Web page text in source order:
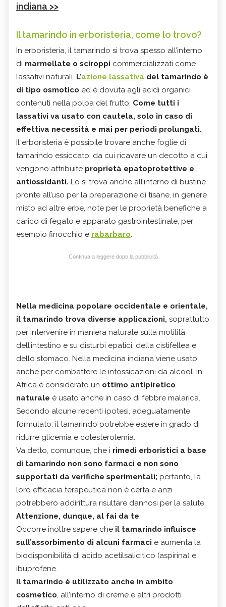
indiana >>
Il tamarindo in erboristeria, come lo trovo?
In erboristeria, il tamarindo si trova spesso all’interno
di marmellate o sciroppi commercializzati come
lassativi naturali. L’azione lassativa del tamarindo è
di tipo osmotico ed è dovuta agli acidi organici
contenuti nella polpa del frutto. Come tutti i
lassativi va usato con cautela, solo in caso di
effettiva necessità e mai per periodi prolungati.
Il erboristeria è possibile trovare anche foglie di
tamarindo essiccato, da cui ricavare un decotto a cui
vengono attribuite proprietà epatoprotettive e
antiossidanti. Lo si trova anche all’interno di bustine
pronte all’uso per la preparazione di tisane, in genere
misto ad altre erbe, note per le proprietà benefiche a
carico di fegato e apparato gastrointestinale, per
esempio finocchio e rabarbaro.
Continua a leggere dopo la pubblicità
Nella medicina popolare occidentale e orientale,
il tamarindo trova diverse applicazioni, soprattutto
per intervenire in maniera naturale sulla motilità
dell’intestino e su disturbi epatici, della cistifellea e
dello stomaco. Nella medicina indiana viene usato
anche per combattere le intossicazioni da alcool. In
Africa è considerato un ottimo antipiretico
naturale è usato anche in caso di febbre malarica.
Secondo alcune recenti ipotesi, adeguatamente
formulato, il tamarindo potrebbe essere in grado di
ridurre glicemia e colesterolemia.
Va detto, comunque, che i rimedi erboristici a base
di tamarindo non sono farmaci e non sono
supportati da verifiche sperimentali; pertanto, la
loro efficacia terapeutica non è certa e anzi
potrebbero addirittura risultare dannosi per la salute.
Attenzione, dunque, al fai da te.
Occorre inoltre sapere che il tamarindo influisce
sull’assorbimento di alcuni farmaci e aumenta la
biodisponibilità di acido acetilsalicitico (aspirina) e
ibuprofene.
Il tamarindo è utilizzato anche in ambito
cosmetico, all’interno di creme e altri prodotti